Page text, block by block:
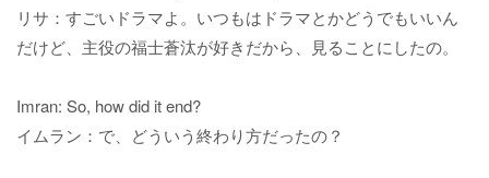
リサ：すごいドラマよ。いつもはドラマとかどうでもいいん
だけど、主役の福士蒼汰が好きだから、見ることにしたの。
Imran: So, how did it end?
イムラン：で、どういう終わり方だったの？